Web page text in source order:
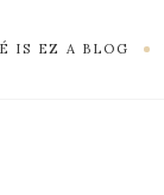
IS EZ A BLOG